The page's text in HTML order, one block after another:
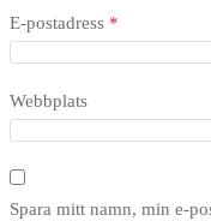
E-postadress *
Webbplats
Spara mitt namn, min e-